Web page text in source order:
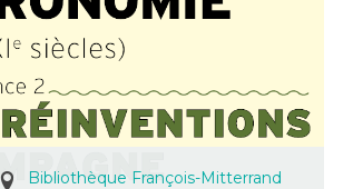
Bibliothèque François-Mitterrand